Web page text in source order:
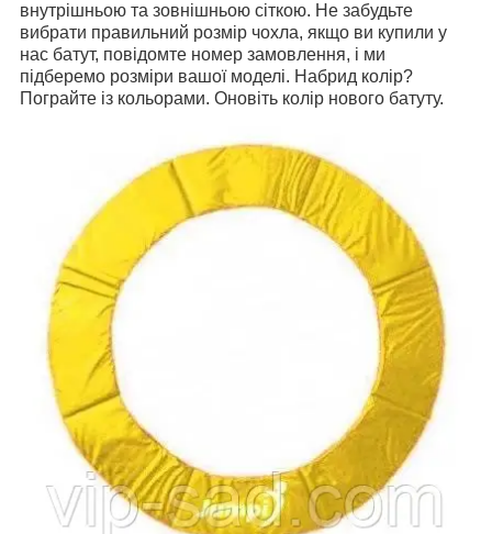
внутрішньою та зовнішньою сіткою. Не забудьте
вибрати правильний розмір чохла, якщо ви купили у
нас батут, повідомте номер замовлення, і ми
підберемо розміри вашої моделі. Набрид колір?
Пограйте із кольорами. Оновіть колір нового батуту.